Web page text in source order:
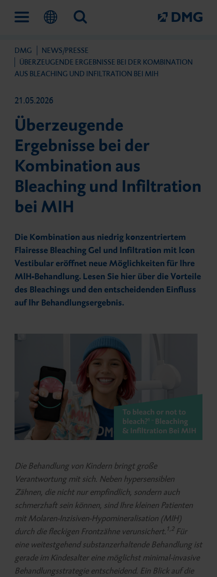
Lösungen
Prävention und frühe Inter­
vention
Direkte Füllungs­therapie
Abformung
Temporäre Prothetik
Permanente Prothetik
Zubehör
Unternehmen
Meilensteine
Nachhaltigkeit
Karriere
Fortbildungen und Events
Fortbildungen
DMG Academy
Events
Service
Fachhändler
Kontakt
Newsletter
DMG
NEWS/PRESSE
ÜBERZEUGENDE ERGEBNISSE BEI DER KOMBINATION
AUS BLEACHING UND INFILTRATION BEI MIH
21.05.2026
Überzeugende
Ergebnisse bei der
Kombination aus
Bleaching und Infiltration
bei MIH
Die Kombination aus niedrig konzentriertem
Flairesse Bleaching Gel und Infiltration mit Icon
Vestibular eröffnet neue Möglichkeiten für Ihre
MIH-Behandlung. Lesen Sie hier über die Vorteile
des Bleachings und den entscheidenden Einfluss
auf Ihr Behandlungsergebnis.
Die Behandlung von Kindern bringt große
Verantwortung mit sich. Neben hypersensiblen
Zähnen, die nicht nur empfindlich, sondern auch
schmerzhaft sein können, sind Ihre kleinen Patienten
mit Molaren-Inzisiven-Hypomineralisation (MIH)
durch die fleckigen Frontzähne verunsichert. 1,2 Für
eine weitestgehend substanzerhaltende Behandlung ist
gerade im Kindesalter eine möglichst minimal-invasive
Behandlungsstrategie entscheidend. Ein Blick auf die